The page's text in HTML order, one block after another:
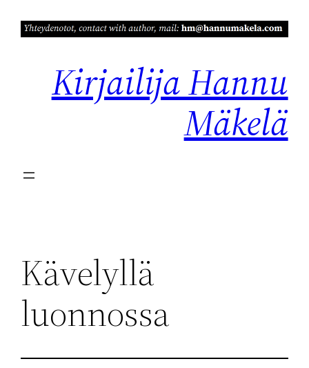
sisältöön
Kirjailija Hannu
Mäkelä
Kävelyllä
luonnossa